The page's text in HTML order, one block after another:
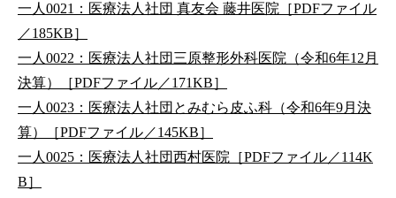
一人0021：医療法人社団 真友会 藤井医院［PDFファイル
／185KB］
一人0022：医療法人社団三原整形外科医院（令和6年12月
決算）［PDFファイル／171KB］
一人0023：医療法人社団とみむら皮ふ科（令和6年9月決
算）［PDFファイル／145KB］
一人0025：医療法人社団西村医院［PDFファイル／114K
B］